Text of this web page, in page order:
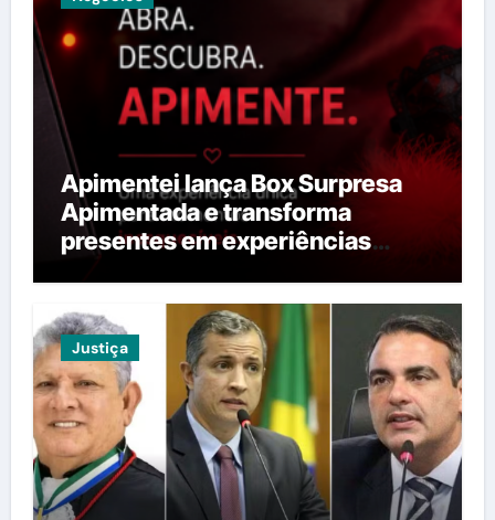
Apimentei lança Box Surpresa
Apimentada e transforma
presentes em experiências
Justiça